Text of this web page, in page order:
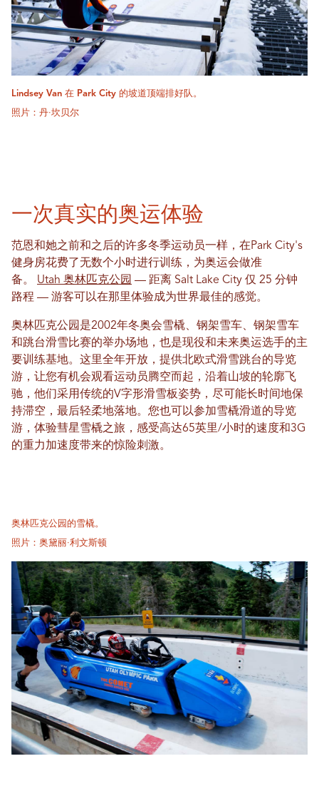
Lindsey Van 在 Park City 的坡道顶端排好队。
照片：丹·坎贝尔
一次真实的奥运体验
范恩和她之前和之后的许多冬季运动员一样，在Park City's
健身房花费了无数个小时进行训练，为奥运会做准
备。 Utah 奥林匹克公园 — 距离 Salt Lake City 仅 25 分钟
路程 — 游客可以在那里体验成为世界最佳的感觉。
奥林匹克公园是2002年冬奥会雪橇、钢架雪车、钢架雪车
和跳台滑雪比赛的举办场地，也是现役和未来奥运选手的主
要训练基地。这里全年开放，提供北欧式滑雪跳台的导览
游，让您有机会观看运动员腾空而起，沿着山坡的轮廓飞
驰，他们采用传统的V字形滑雪板姿势，尽可能长时间地保
持滞空，最后轻柔地落地。您也可以参加雪橇滑道的导览
游，体验彗星雪橇之旅，感受高达65英里/小时的速度和3G
的重力加速度带来的惊险刺激。
奥林匹克公园的雪橇。
照片：奥黛丽·利文斯顿